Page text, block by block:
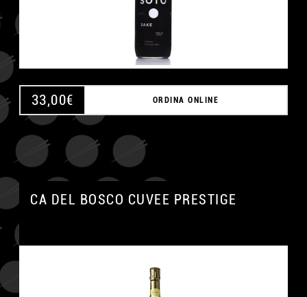
33,00€ ORDINA ONLINE
CA DEL BOSCO CUVEE PRESTIGE